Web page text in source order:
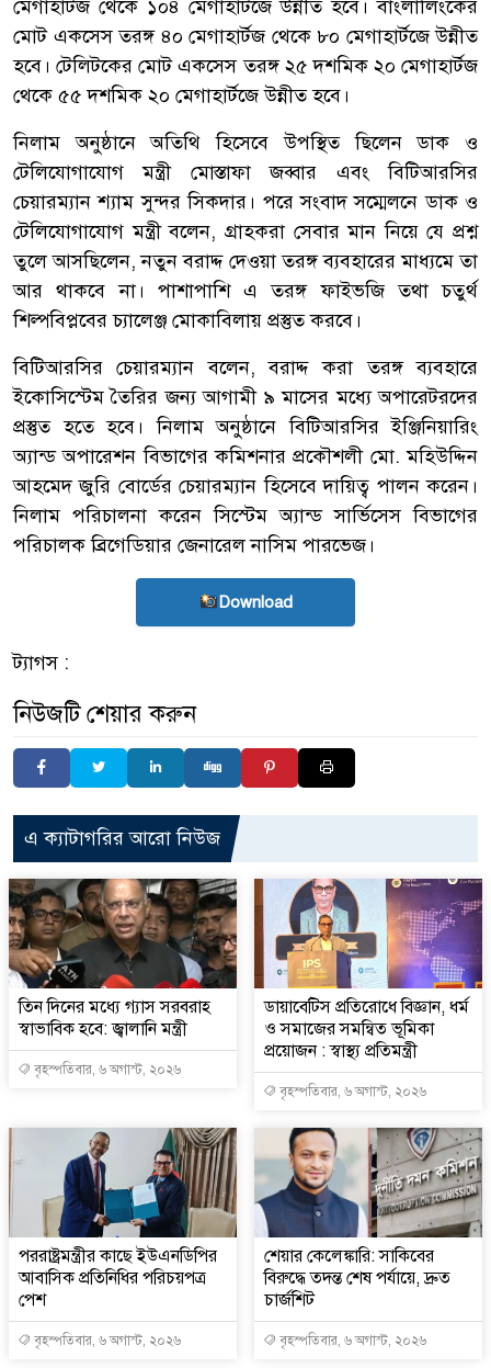
মেগাহার্টজ থেকে ১০৪ মেগাহার্টজে উন্নীত হবে। বাংলালিংকের
মোট একসেস তরঙ্গ ৪০ মেগাহার্টজ থেকে ৮০ মেগাহার্টজে উন্নীত
হবে। টেলিটকের মোট একসেস তরঙ্গ ২৫ দশমিক ২০ মেগাহার্টজ
থেকে ৫৫ দশমিক ২০ মেগাহার্টজে উন্নীত হবে।
নিলাম অনুষ্ঠানে অতিথি হিসেবে উপস্থিত ছিলেন ডাক ও
টেলিযোগাযোগ মন্ত্রী মোস্তাফা জব্বার এবং বিটিআরসির
চেয়ারম্যান শ্যাম সুন্দর সিকদার। পরে সংবাদ সম্মেলনে ডাক ও
টেলিযোগাযোগ মন্ত্রী বলেন, গ্রাহকরা সেবার মান নিয়ে যে প্রশ্ন
তুলে আসছিলেন, নতুন বরাদ্দ দেওয়া তরঙ্গ ব্যবহারের মাধ্যমে তা
আর থাকবে না। পাশাপাশি এ তরঙ্গ ফাইভজি তথা চতুর্থ
শিল্পবিপ্লবের চ্যালেঞ্জ মোকাবিলায় প্রস্তুত করবে।
বিটিআরসির চেয়ারম্যান বলেন, বরাদ্দ করা তরঙ্গ ব্যবহারে
ইকোসিস্টেম তৈরির জন্য আগামী ৯ মাসের মধ্যে অপারেটরদের
প্রস্তুত হতে হবে। নিলাম অনুষ্ঠানে বিটিআরসির ইঞ্জিনিয়ারিং
অ্যান্ড অপারেশন বিভাগের কমিশনার প্রকৌশলী মো. মহিউদ্দিন
আহমেদ জুরি বোর্ডের চেয়ারম্যান হিসেবে দায়িত্ব পালন করেন।
নিলাম পরিচালনা করেন সিস্টেম অ্যান্ড সার্ভিসেস বিভাগের
পরিচালক ব্রিগেডিয়ার জেনারেল নাসিম পারভেজ।
Download
ট্যাগস :
নিউজটি শেয়ার করুন
এ ক্যাটাগরির আরো নিউজ
তিন দিনের মধ্যে গ্যাস সরবরাহ
স্বাভাবিক হবে: জ্বালানি মন্ত্রী
বৃহস্পতিবার, ৬ অগাস্ট, ২০২৬
ডায়াবেটিস প্রতিরোধে বিজ্ঞান, ধর্ম
ও সমাজের সমন্বিত ভূমিকা
প্রয়োজন : স্বাস্থ্য প্রতিমন্ত্রী
বৃহস্পতিবার, ৬ অগাস্ট, ২০২৬
পররাষ্ট্রমন্ত্রীর কা‌ছে ইউএনডিপির
আবাসিক প্রতিনিধির পরিচয়পত্র
পেশ
বৃহস্পতিবার, ৬ অগাস্ট, ২০২৬
শেয়ার কেলেঙ্কারি: সাকিবের
বিরুদ্ধে তদন্ত শেষ পর্যায়ে, দ্রুত
চার্জশিট
বৃহস্পতিবার, ৬ অগাস্ট, ২০২৬